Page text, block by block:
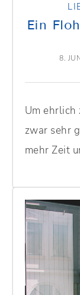
Ein
8.
Um ehrlich
zwar sehr
mehr Zeit